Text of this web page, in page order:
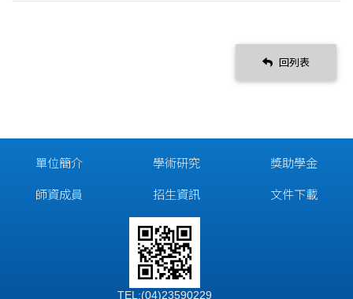
回列表
單位簡介
師資成員
學術研究
招生資訊
獎助學金
文件下載
TEL:(04)23590229